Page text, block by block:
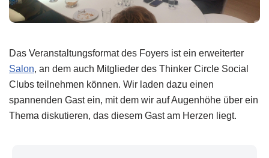
Das Veranstaltungsformat des Foyers ist ein erweiterter
Salon, an dem auch Mitglieder des Thinker Circle Social
Clubs teilnehmen können. Wir laden dazu einen
spannenden Gast ein, mit dem wir auf Augenhöhe über ein
Thema diskutieren, das diesem Gast am Herzen liegt.